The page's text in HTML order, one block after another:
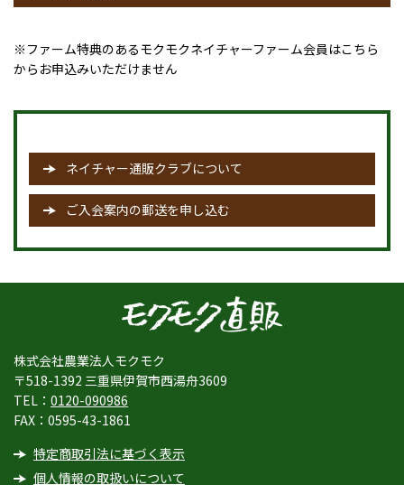
※ファーム特典のあるモクモクネイチャーファーム会員はこちら
からお申込みいただけません
ネイチャー通販クラブについて
ご入会案内の郵送を申し込む
株式会社農業法人モクモク
〒518-1392 三重県伊賀市西湯舟3609
TEL： 0120-090986
FAX：0595-43-1861
特定商取引法に基づく表示
個人情報の取扱いについて